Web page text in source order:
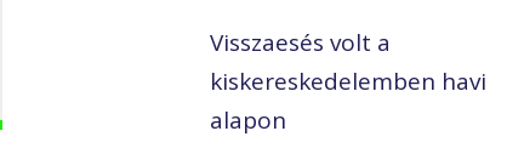
Visszaesés volt a
kiskereskedelemben havi
alapon